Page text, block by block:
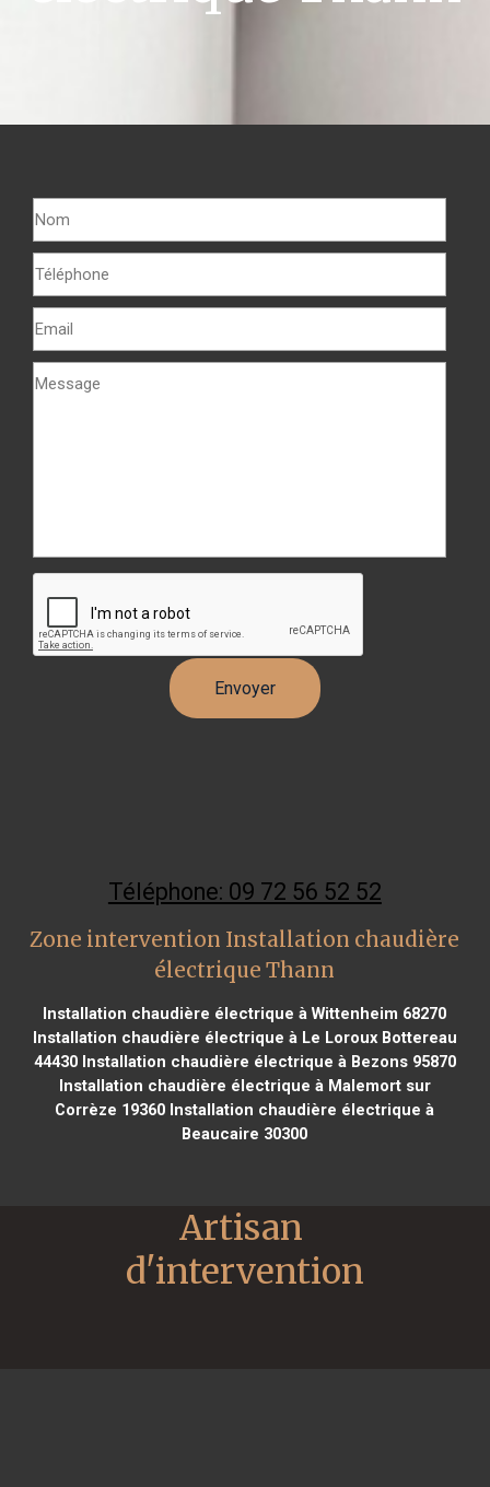
Téléphone: 09 72 56 52 52
Zone intervention Installation chaudière
électrique Thann
Installation chaudière électrique à Wittenheim 68270
Installation chaudière électrique à Le Loroux Bottereau
44430Installation chaudière électrique à Bezons 95870
Installation chaudière électrique à Malemort sur
Corrèze 19360 Installation chaudière électrique à
Beaucaire 30300
Artisan
d'intervention